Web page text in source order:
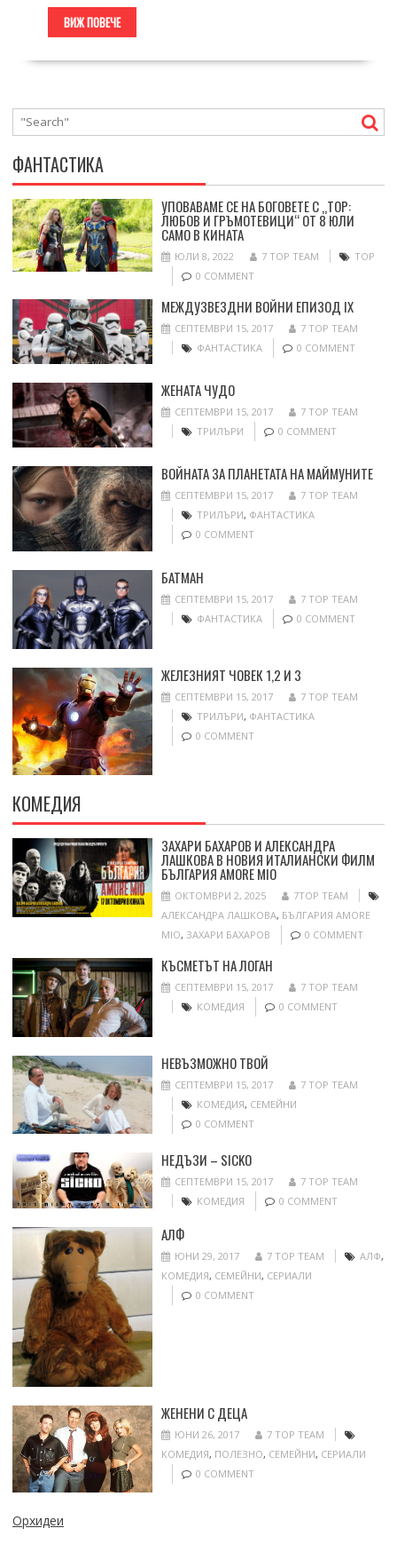
ВИЖ ПОВЕЧЕ
ФАНТАСТИКА
УПОВАВАМЕ СЕ НА БОГОВЕТЕ С „ТОР:
ЛЮБОВ И ГРЪМОТЕВИЦИ“ ОТ 8 ЮЛИ
САМО В КИНАТА
ЮЛИ 8, 2022 7 TOP TEAM
ТОР
0 COMMENT
МЕЖДУЗВЕЗДНИ ВОЙНИ ЕПИЗОД IX
СЕПТЕМВРИ 15, 2017
7 TOP TEAM
ФАНТАСТИКА
0 COMMENT
ЖЕНАТА ЧУДО
СЕПТЕМВРИ 15, 2017
7 TOP TEAM
ТРИЛЪРИ
0 COMMENT
ВОЙНАТА ЗА ПЛАНЕТАТА НА МАЙМУНИТЕ
СЕПТЕМВРИ 15, 2017
7 TOP TEAM
ТРИЛЪРИ, ФАНТАСТИКА
0 COMMENT
БАТМАН
СЕПТЕМВРИ 15, 2017
7 TOP TEAM
ФАНТАСТИКА
0 COMMENT
ЖЕЛЕЗНИЯТ ЧОВЕК 1,2 И 3
СЕПТЕМВРИ 15, 2017
7 TOP TEAM
ТРИЛЪРИ, ФАНТАСТИКА
0 COMMENT
КОМЕДИЯ
ЗАХАРИ БАХАРОВ И АЛЕКСАНДРА
ЛАШКОВА В НОВИЯ ИТАЛИАНСКИ ФИЛМ
БЪЛГАРИЯ AMORE MIO
ОКТОМВРИ 2, 2025
7TOP TEAM
АЛЕКСАНДРА ЛАШКОВА, БЪЛГАРИЯ AMORE
MIO, ЗАХАРИ БАХАРОВ 0 COMMENT
КЪСМЕТЪТ НА ЛОГАН
СЕПТЕМВРИ 15, 2017
7 TOP TEAM
КОМЕДИЯ
0 COMMENT
НЕВЪЗМОЖНО ТВОЙ
СЕПТЕМВРИ 15, 2017
7 TOP TEAM
КОМЕДИЯ, СЕМЕЙНИ
0 COMMENT
НЕДЪЗИ – SICKO
СЕПТЕМВРИ 15, 2017
7 TOP TEAM
КОМЕДИЯ
0 COMMENT
АЛФ
ЮНИ 29, 2017 7 TOP TEAM АЛФ,
КОМЕДИЯ, СЕМЕЙНИ, СЕРИАЛИ
0 COMMENT
ЖЕНЕНИ С ДЕЦА
ЮНИ 26, 2017
7 TOP TEAM
КОМЕДИЯ, ПОЛЕЗНО, СЕМЕЙНИ, СЕРИАЛИ
0 COMMENT
Орхидеи